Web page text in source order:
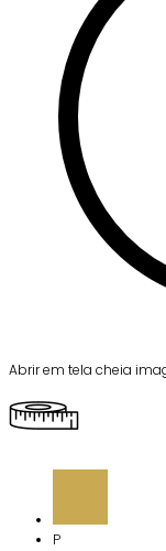
Abrir em tela cheia
P